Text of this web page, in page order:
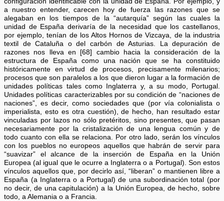
a nuestro entender, carecen hoy de fuerza las razones que se
alegaban en los tiempos de la “autarquía” según las cuales la
unidad de España derivaría de la necesidad que los castellanos,
por ejemplo, tenían de los Altos Hornos de Vizcaya, de la industria
textil de Cataluña o del carbón de Asturias. La depuración de
razones nos lleva en [68] cambio hacia la consideración de la
estructura de España como una nación que se ha constituido
históricamente en virtud de procesos, precisamente milenarios;
procesos que son paralelos a los que dieron lugar a la formación de
unidades políticas tales como Inglaterra y, a su modo, Portugal.
Unidades políticas caracterizables por su condición de “naciones de
naciones”, es decir, como sociedades que (por vía colonialista o
imperialista, esto es otra cuestión), de hecho, han resultado estar
vinculadas por lazos no sólo pretéritos, sino presentes, que pasan
necesariamente por la cristalización de una lengua común y de
todo cuanto con ella se relaciona. Por otro lado, serán los vínculos
con los pueblos no europeos aquellos que habrán de servir para
“suavizar” el alcance de la inserción de España en la Unión
Europea (al igual que le ocurre a Inglaterra o a Portugal). Son estos
vínculos aquellos que, por decirlo así, “liberan” o mantienen libre a
España (a Inglaterra o a Portugal) de una subordinación total (por
no decir, de una capitulación) a la Unión Europea, de hecho, sobre
todo, a Alemania o a Francia.